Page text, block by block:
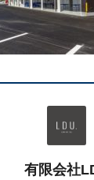
有限会社